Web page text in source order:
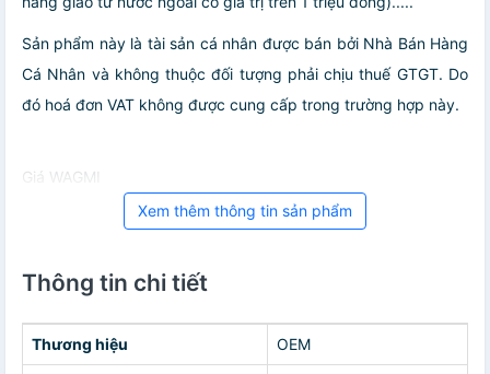
Sản phẩm này là tài sản cá nhân được bán bởi Nhà Bán Hàng
Cá Nhân và không thuộc đối tượng phải chịu thuế GTGT. Do
đó hoá đơn VAT không được cung cấp trong trường hợp này.
Giá WAGMI
Xem thêm thông tin sản phẩm
Thông tin chi tiết
Thương hiệu OEM